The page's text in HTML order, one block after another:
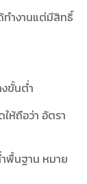
ทำงานแต่มีสิทธิ์
ขั้นต่ำ
ห้ถือว่า อัตรา
พื้นฐาน หมาย